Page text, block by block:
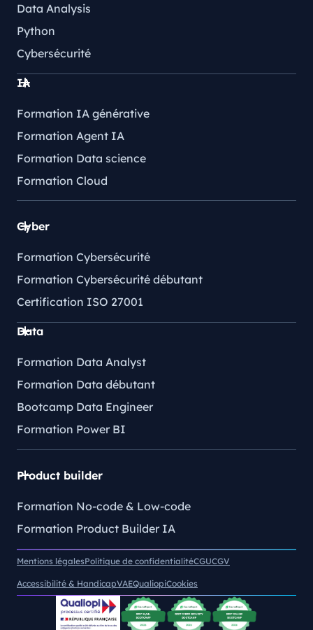
Data Analysis
Python
Cybersécurité
IA
Formation IA générative
Formation Agent IA
Formation Data science
Formation Cloud
Cyber
Formation Cybersécurité
Formation Cybersécurité débutant
Certification ISO 27001
Data
Formation Data Analyst
Formation Data débutant
Bootcamp Data Engineer
Formation Power BI
Product builder
Formation No-code & Low-code
Formation Product Builder IA
Mentions légalesPolitique de confidentialitéCGUCGV
Accessibilité & HandicapVAEQualiopiCookies